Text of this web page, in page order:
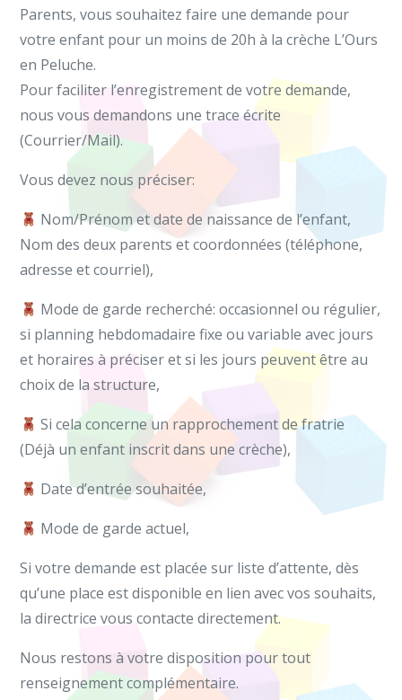
Parents, vous souhaitez faire une demande pour
votre enfant pour un moins de 20h à la crèche L’Ours
en Peluche.
Pour faciliter l’enregistrement de votre demande,
nous vous demandons une trace écrite
(Courrier/Mail).
Vous devez nous préciser:
Nom/Prénom et date de naissance de l’enfant,
Nom des deux parents et coordonnées (téléphone,
adresse et courriel),
Mode de garde recherché: occasionnel ou régulier,
si planning hebdomadaire fixe ou variable avec jours
et horaires à préciser et si les jours peuvent être au
choix de la structure,
Si cela concerne un rapprochement de fratrie
(Déjà un enfant inscrit dans une crèche),
Date d’entrée souhaitée,
Mode de garde actuel,
Si votre demande est placée sur liste d’attente, dès
qu’une place est disponible en lien avec vos souhaits,
la directrice vous contacte directement.
Nous restons à votre disposition pour tout
renseignement complémentaire.